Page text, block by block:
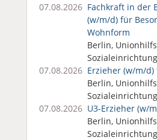
07.08.2026 Fachkraft in der
(w/m/d) für
Wohnform
Berlin,
07.08.2026 Erzieher (w/m/d)
Berlin,
07.08.2026 U3-Erzieher (w/
Berlin,